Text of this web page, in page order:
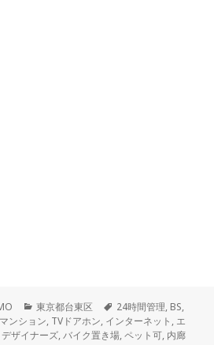
カ
テ
ゴ
東京都台東区
タ
グ
24時間管理, BS,
ンション, TVドアホン, インターネット , エ
デザイナーズ,バイク置き場,ペット可, 内廊